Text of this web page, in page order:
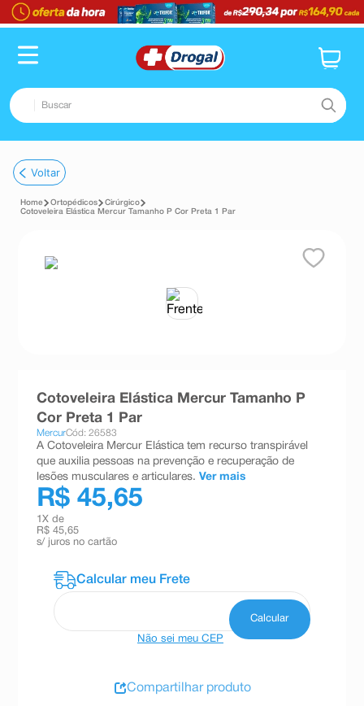
Buscar
1º fralda
2º pampers confort sec max
lenço umedecido
esmalte
10ºabsorvente
Voltar
Ortopédicos
Cirúrgico
Cotoveleira Elástica Mercur Tamanho P Cor Preta 1 Par
Cotoveleira Elástica Mercur Tamanho P
Cor Preta 1 Par
MercurCód: 26583
A Cotoveleira Mercur Elástica tem recurso transpirável
que auxilia pessoas na prevenção e recuperação de
lesões musculares e articulares. Ver mais
R$ 45,65
1 X de
R$ 45,65
s/ juros no cartão
Não sei meu CEP
Compartilhar produto